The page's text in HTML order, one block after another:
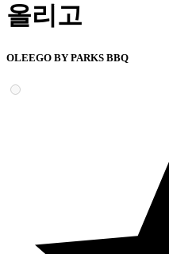
올리고
OLEEGO BY PARKS BBQ